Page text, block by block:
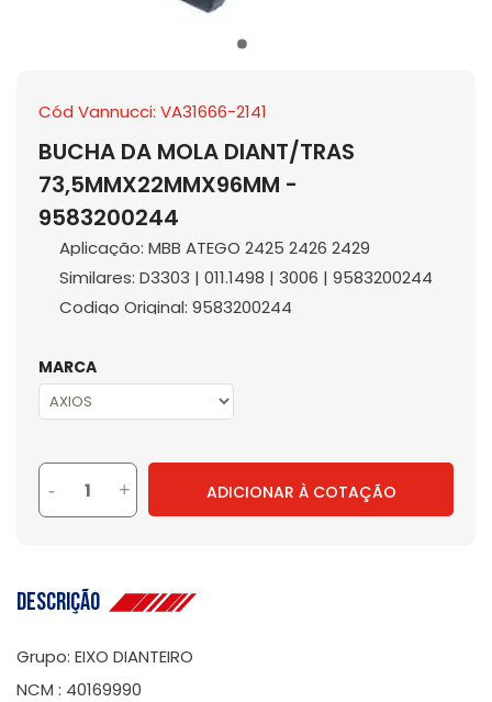
Cód Vannucci: VA31666-2141
BUCHA DA MOLA DIANT/TRAS
73,5MMX22MMX96MM -
9583200244
Aplicação: MBB ATEGO 2425 2426 2429
Similares: D3303 | 011.1498 | 3006 | 9583200244
Codigo Original: 9583200244
MARCA
- + ADICIONAR À COTAÇÃO
Descrição
Grupo: EIXO DIANTEIRO
NCM : 40169990